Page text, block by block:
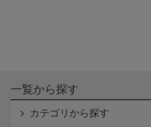
一覧から探す
カテゴリから探す